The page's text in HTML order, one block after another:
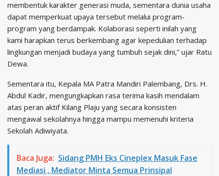
membentuk karakter generasi muda, sementara dunia usaha
dapat memperkuat upaya tersebut melalui program-
program yang berdampak. Kolaborasi seperti inilah yang
kami harapkan terus berkembang agar kepedulian terhadap
lingkungan menjadi budaya yang tumbuh sejak dini,” ujar Ratu
Dewa.
Sementara itu, Kepala MA Patra Mandiri Palembang, Drs. H.
Abdul Kadir, mengungkapkan rasa terima kasih mendalam
atas peran aktif Kilang Plaju yang secara konsisten
mengawal sekolahnya hingga mampu memenuhi kriteria
Sekolah Adiwiyata.
Baca Juga: Sidang PMH Eks Cineplex Masuk Fase
Mediasi , Mediator Minta Semua Prinsipal